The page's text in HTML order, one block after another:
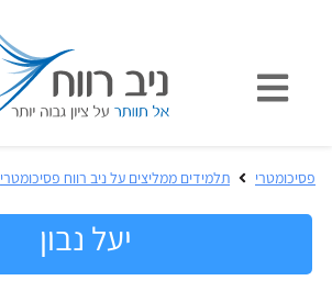
כניסת
תלמידים
המוצרים
מבית
רווח
פסיכומטרי תלמידים ממליצים על ניב רווח פסיכומטרי
יעל נבון